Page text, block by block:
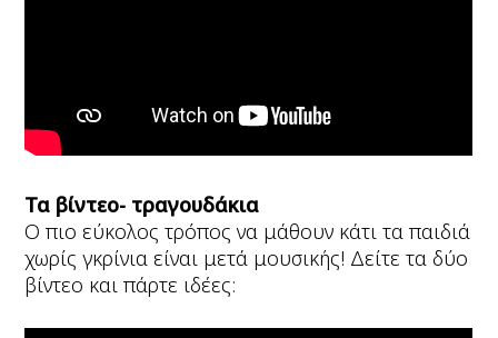
Τα βίντεο- τραγουδάκια
Ο πιο εύκολος τρόπος να μάθουν κάτι τα παιδιά
χωρίς γκρίνια είναι μετά μουσικής! Δείτε τα δύο
βίντεο και πάρτε ιδέες: